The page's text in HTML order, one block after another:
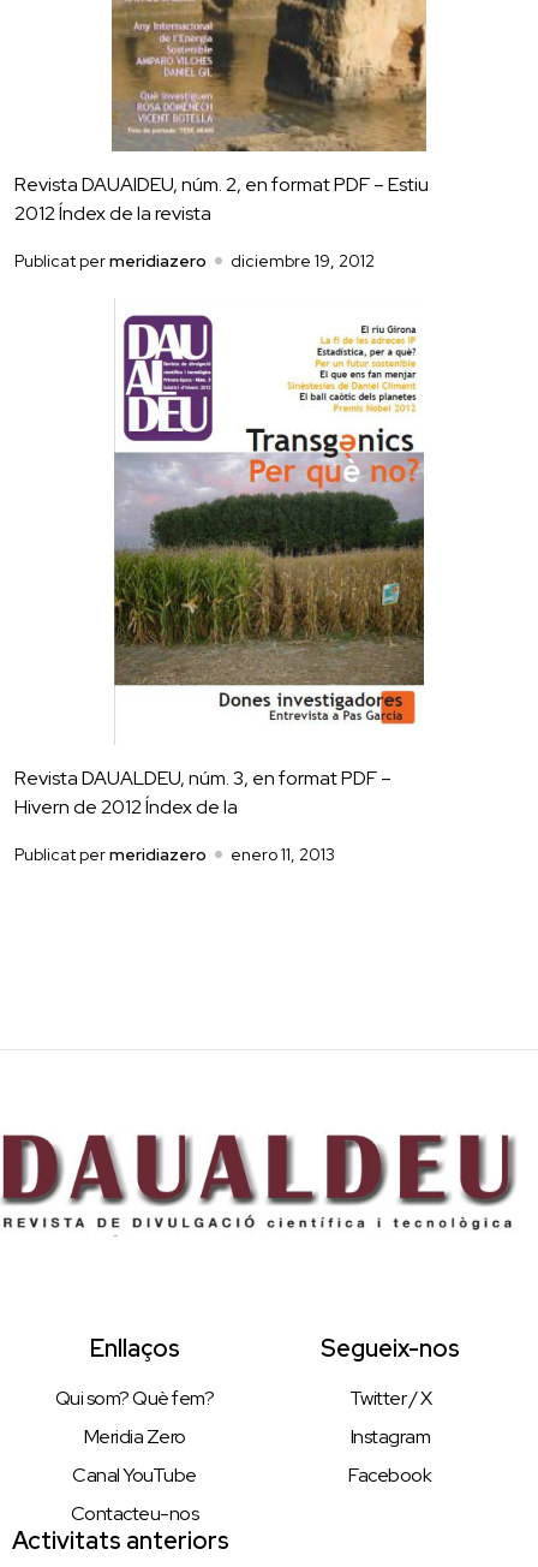
Revista DAUAlDEU, núm. 2, en format PDF – Estiu
2012 Índex de la revista
Publicat permeridiazero diciembre 19, 2012
Revista DAUALDEU, núm. 3, en format PDF –
Hivern de 2012 Índex de la
Publicat permeridiazero enero 11, 2013
Enllaços
Qui som? Què fem?
Meridia Zero
Canal YouTube
Contacteu-nos
Segueix-nos
Twitter / X
Instagram
Facebook
Activitats anteriors